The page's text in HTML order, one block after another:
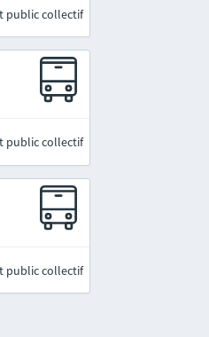
public collectif
public collectif
public collectif